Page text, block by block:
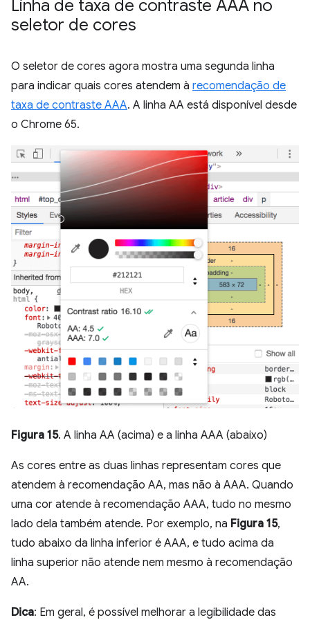
Linha de taxa de contraste AAA no
seletor de cores
O seletor de cores agora mostra uma segunda linha
para indicar quais cores atendem à recomendação de
taxa de contraste AAA. A linha AA está disponível desde
o Chrome 65.
Figura 15. A linha AA (acima) e a linha AAA (abaixo)
As cores entre as duas linhas representam cores que
atendem à recomendação AA, mas não à AAA. Quando
uma cor atende à recomendação AAA, tudo no mesmo
lado dela também atende. Por exemplo, na Figura 15,
tudo abaixo da linha inferior é AAA, e tudo acima da
linha superior não atende nem mesmo à recomendação
AA.
Dica: Em geral, é possível melhorar a legibilidade das